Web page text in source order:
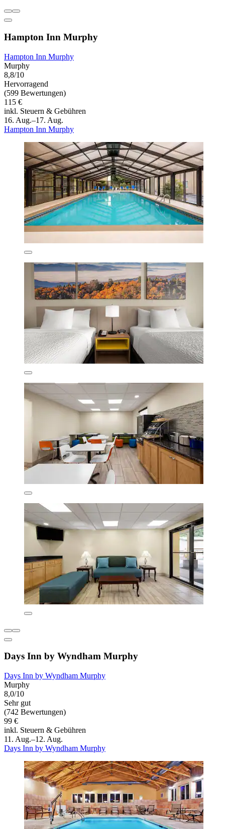
Hampton Inn Murphy
Hampton Inn Murphy
Murphy
8,8/10
Hervorragend
(599 Bewertungen)
115 €
inkl. Steuern & Gebühren
16. Aug.–17. Aug.
Hampton Inn Murphy
Days Inn by Wyndham Murphy
Days Inn by Wyndham Murphy
Murphy
8,0/10
Sehr gut
(742 Bewertungen)
99 €
inkl. Steuern & Gebühren
11. Aug.–12. Aug.
Days Inn by Wyndham Murphy